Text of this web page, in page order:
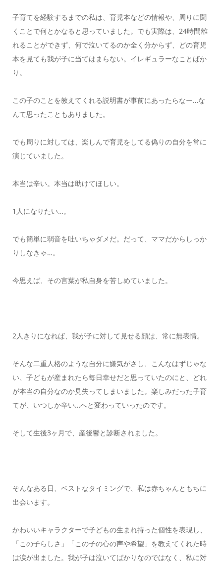
子育てを経験するまでの私は、育児本などの情報や、周りに聞
くことで何とかなると思っていました。でも実際は、24時間離
れることができず、何で泣いてるのか全く分からず、どの育児
本を見ても我が子に当てはまらない。イレギュラーなことばか
り。
この子のことを教えてくれる説明書が事前にあったらなー…な
んて思ったこともありました。
でも周りに対しては、楽しんで育児をしてる偽りの自分を常に
演じていました。
本当は辛い。本当は助けてほしい。
1人になりたい…。
でも簡単に弱音を吐いちゃダメだ。だって、ママだからしっか
りしなきゃ…。
今思えば、その言葉が私自身を苦しめていました。
2人きりになれば、我が子に対して見せる顔は、常に無表情。
そんな二重人格のような自分に嫌気がさし、こんなはずじゃな
い、子どもが産まれたら毎日幸せだと思っていたのにと、どれ
が本当の自分なのか見失ってしまいました。楽しみだった子育
てが、いつしか辛い…へと変わっていったのです。
そして生後3ヶ月で、産後鬱と診断されました。
そんなある日、ベストなタイミングで、私は赤ちゃんともちに
出会います。
かわいいキャラクターで子どもの生まれ持った個性を表現し、
「この子らしさ」「この子の心の声や希望」を教えてくれた時
は涙が出ました。我が子は泣いてばかりなのではなく、私に対